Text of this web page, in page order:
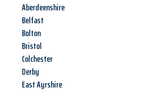
Aberdeenshire
Belfast
Bolton
Bristol
Colchester
Derby
East Ayrshire